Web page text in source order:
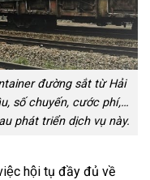
đường sắt từ Hải
số chuyến, cước phí,…
phát triển dịch vụ này.
hội tụ đầy đủ về